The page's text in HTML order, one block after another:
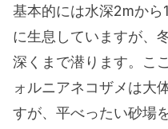
基本的には水深2mから
に生息していますが、
深くまで潜ります。こ
ォルニアネコザメは大
すが、平べったい砂場